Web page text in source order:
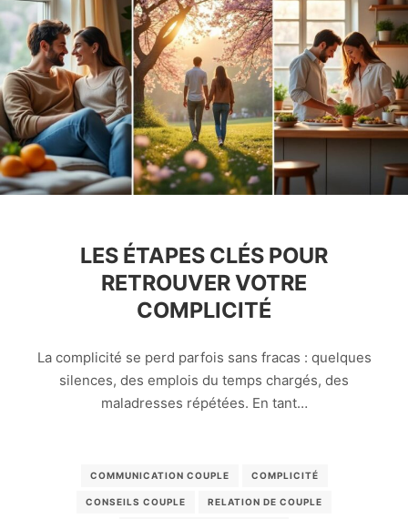
LES ÉTAPES CLÉS POUR
RETROUVER VOTRE
COMPLICITÉ
La complicité se perd parfois sans fracas : quelques
silences, des emplois du temps chargés, des
maladresses répétées. En tant…
COMMUNICATION COUPLE COMPLICITÉ
CONSEILS COUPLE RELATION DE COUPLE